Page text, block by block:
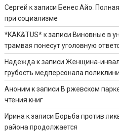
Сергей к записи Бенес Айо.
при социализме
*KAK&TUS*к записи Виновные в
трамвая понесут уголовную
Надеждак записиЖенщина-
грубость медперсонала
Аноним к записи В ржевском
чтения книг
Иринак записи Борьба против
района продолжается